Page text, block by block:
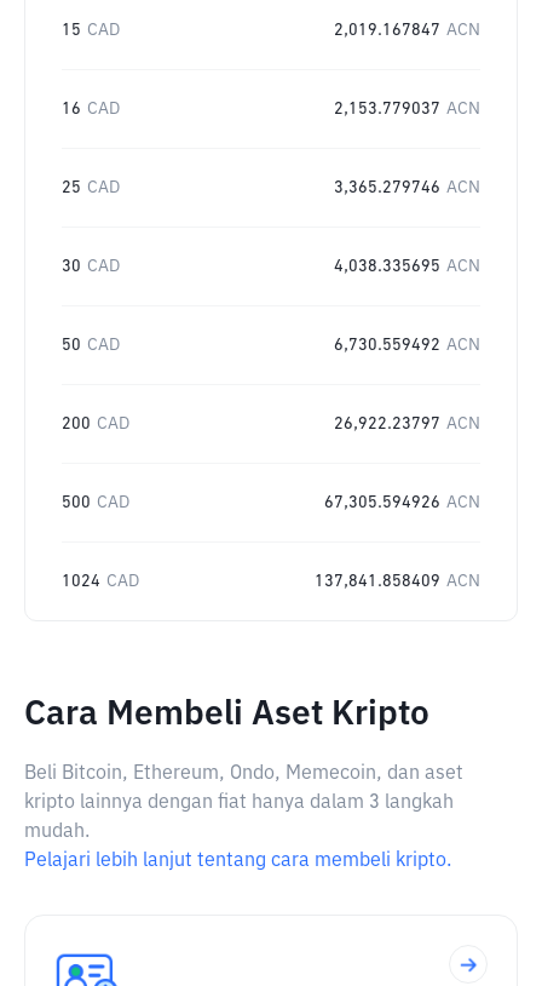
15 CAD 2,019.167847 ACN
16 CAD 2,153.779037 ACN
25 CAD 3,365.279746 ACN
30 CAD 4,038.335695 ACN
50 CAD 6,730.559492 ACN
200 CAD 26,922.23797 ACN
500 CAD 67,305.594926 ACN
1024 CAD 137,841.858409 ACN
Cara Membeli Aset Kripto
Beli Bitcoin, Ethereum, Ondo, Memecoin, dan aset
kripto lainnya dengan fiat hanya dalam 3 langkah
mudah.
Pelajari lebih lanjut tentang cara membeli kripto.